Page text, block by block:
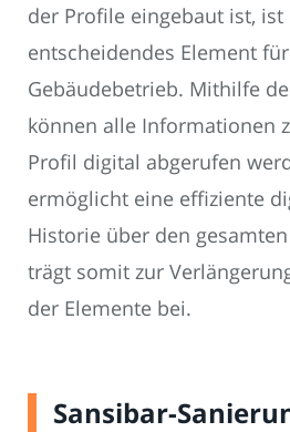
der Profile eingebaut ist, ist
entscheidendes Element
Gebäudebetrieb. Mithilfe
können alle Informationen
Profil digital abgerufen
ermöglicht eine effiziente
Historie über den
trägt somit zur
der Elemente bei.
Sansibar-